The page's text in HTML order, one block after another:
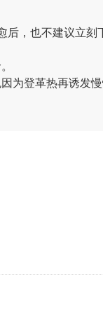
，也不建议立刻
为登革热再诱发慢